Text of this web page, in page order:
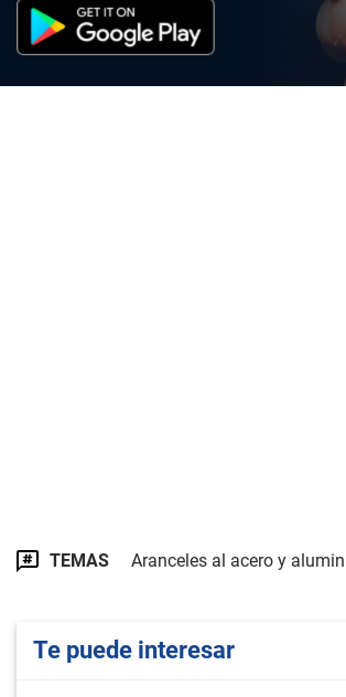
TEMAS Aranceles al acero y
Te puede interesar